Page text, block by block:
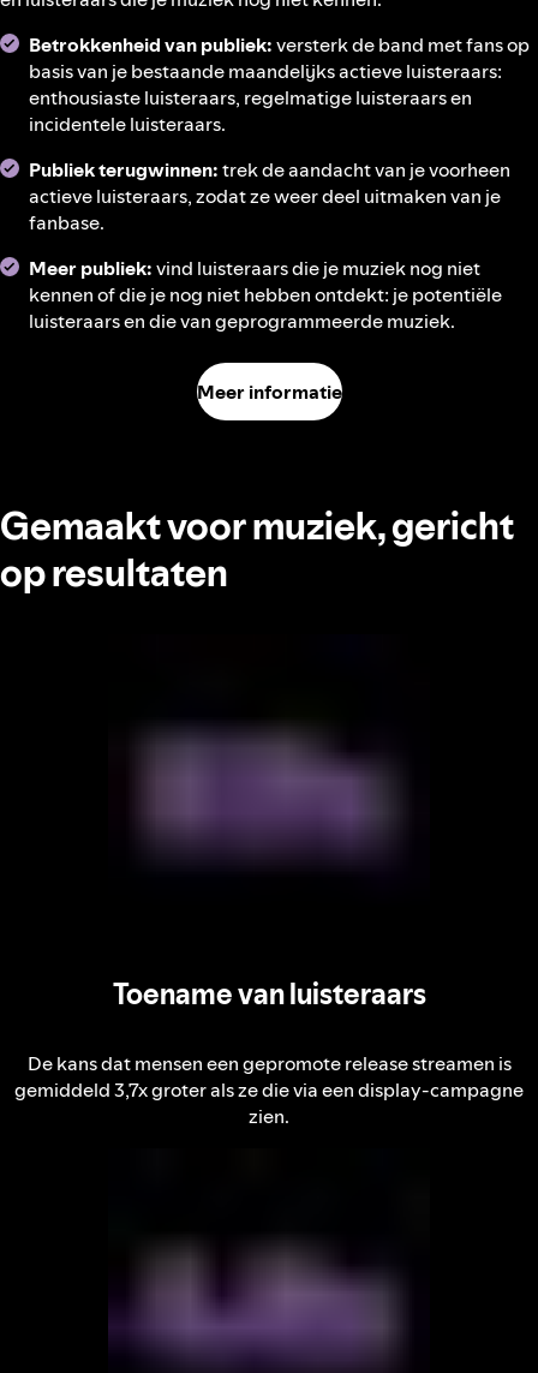
Betrokkenheid van publiek:versterk de band met fans op
basis van je bestaande maandelijks actieve luisteraars:
enthousiaste luisteraars, regelmatige luisteraars en
incidentele luisteraars.
Publiek terugwinnen:trek de aandacht van je voorheen
actieve luisteraars, zodat ze weer deel uitmaken van je
fanbase.
Meer publiek:vind luisteraars die je muziek nog niet
kennen of die je nog niet hebben ontdekt: je potentiële
luisteraars en die van geprogrammeerde muziek.
Meer informatie
Gemaakt voor muziek, gericht
op resultaten
Toename van luisteraars
De kans dat mensen een gepromote release streamen is
gemiddeld 3,7x groter als ze die via een display-campagne
zien.